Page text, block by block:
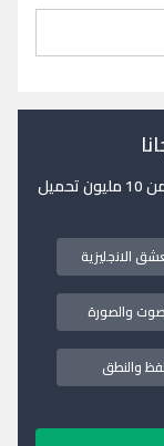
الانجليزية
والصورة